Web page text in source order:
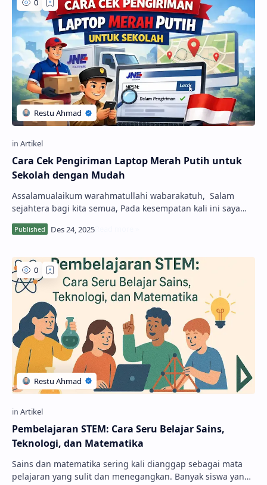
Cara Cek Pengiriman Laptop Merah Putih untuk
Sekolah dengan Mudah
Assalamualaikum warahmatullahi wabarakatuh, Salam
sejahtera bagi kita semua, Pada kesempatan kali ini saya
Pembelajaran STEM: Cara Seru Belajar Sains,
Teknologi, dan Matematika
Sains dan matematika sering kali dianggap sebagai mata
pelajaran yang sulit dan menegangkan. Banyak siswa yang